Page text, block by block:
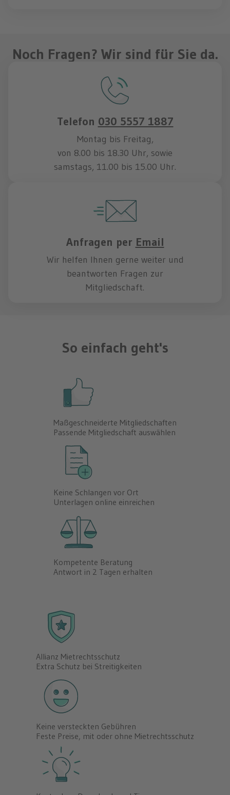
Noch Fragen? Wir sind für Sie da.
Telefon 030 5557 1887
Montag bis Freitag,
von 8.00 bis 18.30 Uhr, sowie
samstags, 11.00 bis 15.00 Uhr.
Anfragen per Email
Wir helfen Ihnen gerne weiter und
beantworten Fragen zur
Mitgliedschaft.
So einfach geht's
Maßgeschneiderte Mitgliedschaften
Passende Mitgliedschaft auswählen
Keine Schlangen vor Ort
Unterlagen online einreichen
Kompetente Beratung
Antwort in 2 Tagen erhalten
Allianz Mietrechtsschutz
Extra Schutz bei Streitigkeiten
Keine versteckten Gebühren
Feste Preise, mit oder ohne Mietrechtsschutz